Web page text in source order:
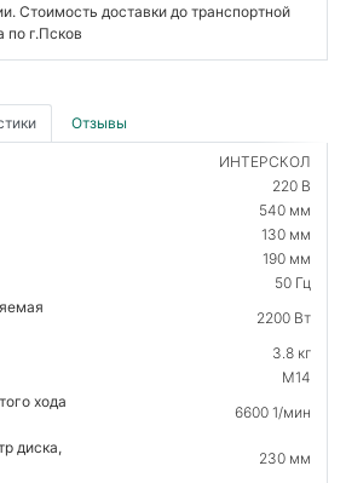
Стоимость доставки до транспортной
по г.Псков
Отзывы
ИНТЕРСКОЛ
220 В
540 мм
130 мм
190 мм
50 Гц
2200 Вт
3.8 кг
M14
хода
6600 1/мин
диска,
230 мм